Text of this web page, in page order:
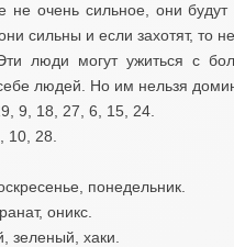
очень сильное, они будут
сильны и если захотят, то
люди могут ужиться с
людей. Но им нельзя
9, 18, 27, 6, 15, 24.
28.
понедельник.
оникс.
зеленый, хаки.